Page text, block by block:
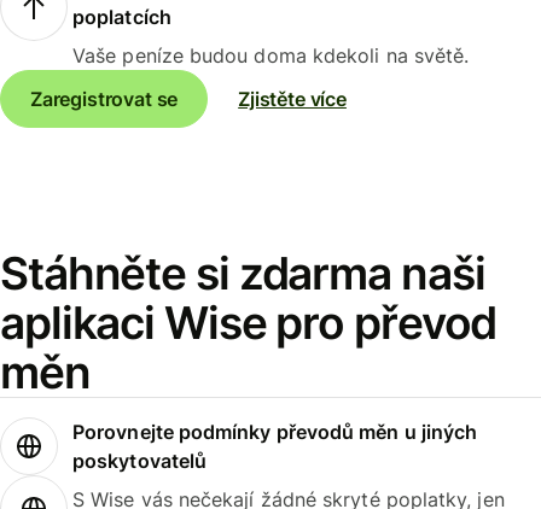
poplatcích
Vaše peníze budou doma kdekoli na světě.
Zaregistrovat se
Zjistěte více
Stáhněte si zdarma naši
aplikaci Wise pro převod
měn
Porovnejte podmínky převodů měn u jiných
poskytovatelů
S Wise vás nečekají žádné skryté poplatky, jen